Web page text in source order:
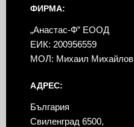
ФИРМА:
„Анастас-Ф” ЕООД
ЕИК: 200956559
МОЛ: Михаил Михайлов
АДРЕС:
България
Свиленград 6500,